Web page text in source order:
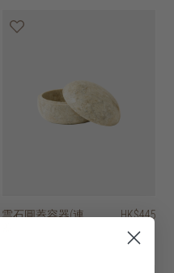
雲石圓蓋容器(連
HK$445